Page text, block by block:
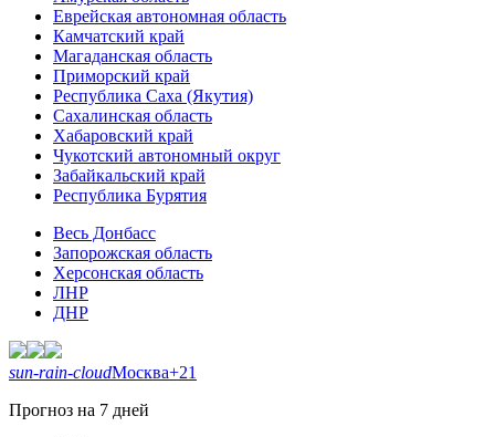
Еврейская автономная область
Камчатский край
Магаданская область
Приморский край
Республика Саха (Якутия)
Сахалинская область
Хабаровский край
Чукотский автономный округ
Забайкальский край
Республика Бурятия
Весь Донбасс
Запорожская область
Херсонская область
ЛНР
ДНР
sun-rain-cloudМосква+21
Прогноз на 7 дней